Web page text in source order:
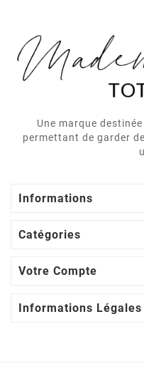
Une marque
permettant de garder
Informations
Catégories
Votre Compte
Informations Légales